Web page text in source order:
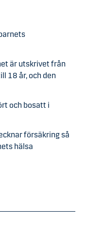
är utskrivet från
18 år, och den
och bosatt i
försäkring så
hälsa